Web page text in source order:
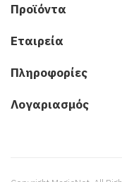
Προϊόντα
Εταιρεία
Πληροφορίες
Λογαριασμός